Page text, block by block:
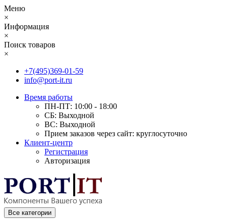
Меню
×
Информация
×
Поиск товаров
×
+7(495)369-01-59
info@port-it.ru
Время работы
ПН-ПТ: 10:00 - 18:00
СБ: Выходной
ВС: Выходной
Прием заказов через сайт: круглосуточно
Клиент-центр
Регистрация
Авторизация
Все категории